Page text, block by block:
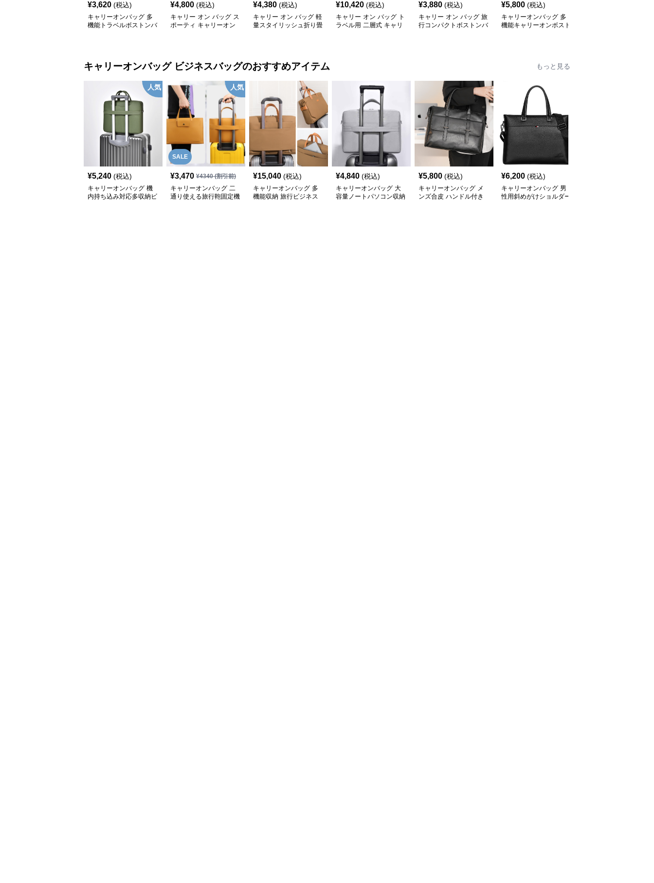
¥3,620 (税込)
キャリーオンバッグ 多
機能トラベルボストンバ
¥4,800 (税込)
キャリー オン バッグ ス
ポーティ キャリーオン
¥4,380 (税込)
キャリー オン バッグ 軽
量スタイリッシュ折り畳
¥10,420 (税込)
キャリー オン バッグ ト
ラベル用 二層式 キャリ
¥3,880 (税込)
キャリー オン バッグ 旅
行コンパクトボストンバ
¥5,800 (税込)
キャリーオンバッグ 多
機能キャリーオンボスト
キャリーオンバッグ ビジネスバッグのおすすめアイテム もっと見る
人気
¥5,240 (税込)
キャリーオンバッグ 機
内持ち込み対応多収納ビ
SALE
人気
¥3,470 ¥4340(割引前)
キャリーオンバッグ 二
通り使える旅行鞄固定機
¥15,040 (税込)
キャリーオンバッグ 多
機能収納 旅行ビジネス
¥4,840 (税込)
キャリーオンバッグ 大
容量ノートパソコン収納
¥5,800 (税込)
キャリーオンバッグ メ
ンズ合皮 ハンドル付き
¥6,200 (税込)
キャリーオンバッグ 男
性用斜めがけショルダー